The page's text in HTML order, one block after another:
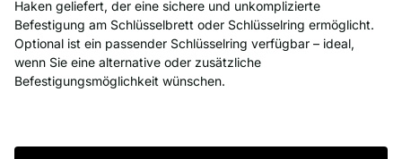
Haken geliefert, der eine sichere und unkomplizierte
Befestigung am Schlüsselbrett oder Schlüsselring ermöglicht.
Optional ist ein passender Schlüsselring verfügbar – ideal,
wenn Sie eine alternative oder zusätzliche
Befestigungsmöglichkeit wünschen.